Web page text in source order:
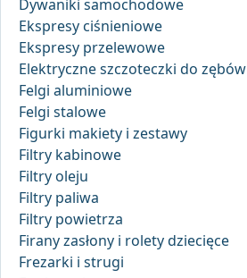
Dywaniki samochodowe
Ekspresy ciśnieniowe
Ekspresy przelewowe
Elektryczne szczoteczki do zębów
Felgi aluminiowe
Felgi stalowe
Figurki makiety i zestawy
Filtry kabinowe
Filtry oleju
Filtry paliwa
Filtry powietrza
Firany zasłony i rolety dziecięce
Frezarki i strugi